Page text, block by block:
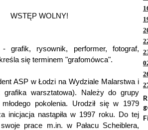
WSTĘP WOLNY!
- grafik, rysownik, performer, fotograf,
się terminem "grafomówca".
ASP w Łodzi na Wydziale Malarstwa i
warsztatowa). Należy do grupy
pokolenia. Urodził się w 1979
inicjacja nastąpiła w 1997 roku. Do tej
prace m.in. w Pałacu Scheiblera,